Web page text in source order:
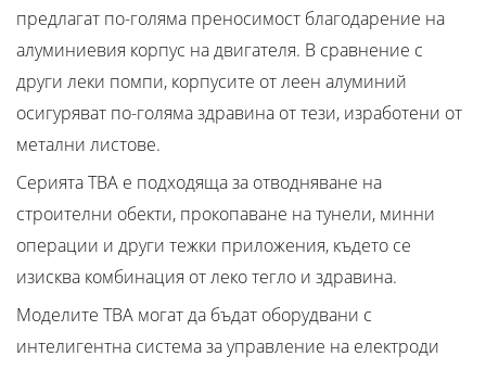
предлагат по-голяма преносимост благодарение на
алуминиевия корпус на двигателя. В сравнение с
други леки помпи, корпусите от леен алуминий
осигуряват по-голяма здравина от тези, изработени от
метални листове.
Серията TBA е подходяща за отводняване на
строителни обекти, прокопаване на тунели, минни
операции и други тежки приложения, където се
изисква комбинация от леко тегло и здравина.
Моделите TBA могат да бъдат оборудвани с
интелигентна система за управление на електроди